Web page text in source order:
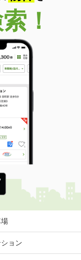
！
場
ョン